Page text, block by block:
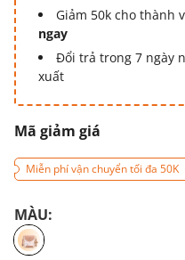
Giảm 50k cho thành
ngay
Đổi trả trong 7 ngày
xuất
Mã giảm giá
Miễn phí vận chuyển tối đa 50K
MÀU: